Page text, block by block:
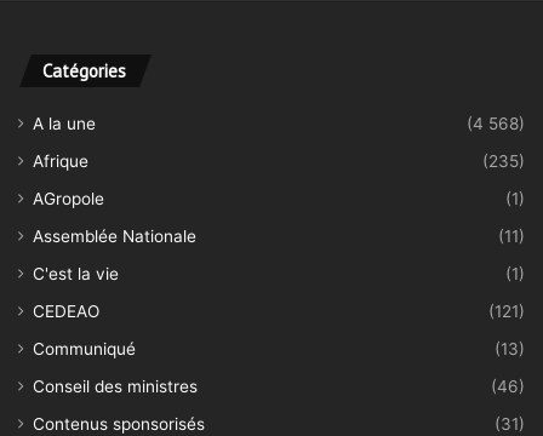
Catégories
A la une
(4 568)
Afrique
(235)
AGropole
(1)
Assemblée Nationale
(11)
C'est la vie
(1)
CEDEAO
(121)
Communiqué
(13)
Conseil des ministres
(46)
Contenus sponsorisés
(31)